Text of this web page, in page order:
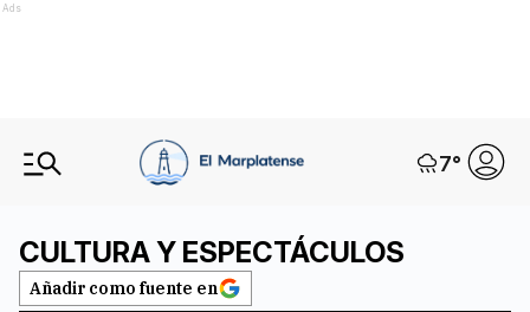
Ads
7°
CULTURA Y ESPECTÁCULOS
Añadir como fuente en